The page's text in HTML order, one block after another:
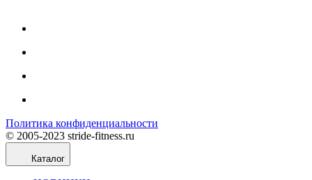
Политика конфиденциальности
© 2005-2023 stride-fitness.ru
Каталог